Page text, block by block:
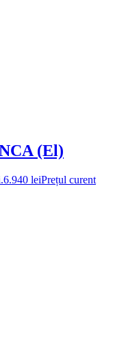
(El)
6.940 leiPrețul curent